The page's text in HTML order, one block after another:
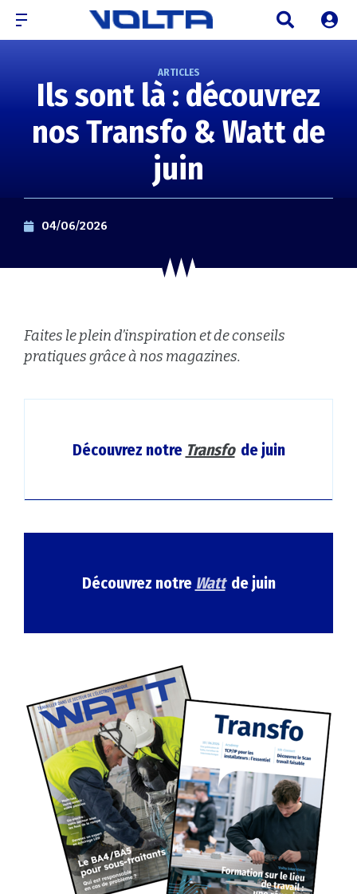
ARTICLES
Ils sont là : découvrez
nos Transfo & Watt de
juin
04/06/2026
Faites le plein d’inspiration et de conseils
pratiques grâce à nos magazines.
Découvrez notre Transfo de juin
Découvrez notre Watt de juin